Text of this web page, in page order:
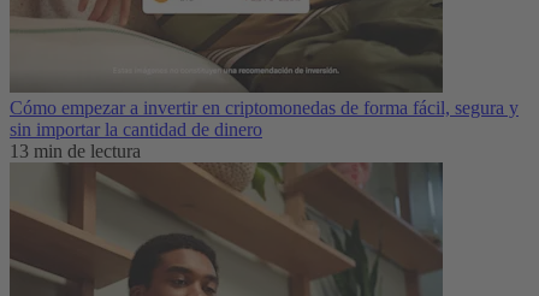
Cómo empezar a invertir en criptomonedas de forma fácil, segura y
sin importar la cantidad de dinero
13 min de lectura